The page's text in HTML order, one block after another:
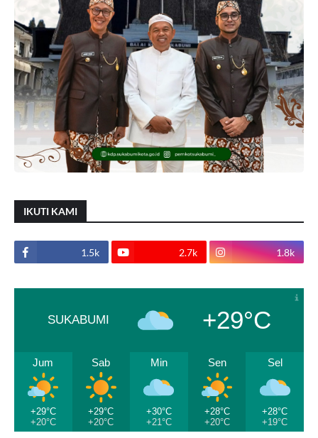
IKUTI KAMI
1.5k 2.7k 1.8k
SUKABUMI +29°C
Jum
+29°C
+20°C
Sab
+29°C
+20°C
Min
+30°C
+21°C
Sen
+28°C
+20°C
Sel
+28°C
+19°C